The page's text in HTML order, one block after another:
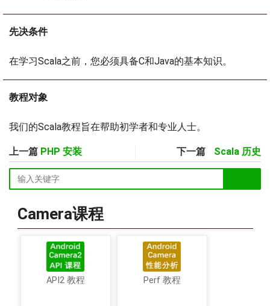
先决条件
在学习Scala之前，您必须具备C和Java的基本知识。
教程对象
我们的Scala教程旨在帮助初学者和专业人士。
上一篇 PHP 安装 下一篇 Scala 历史
Camera课程
API2 教程 Perf 教程